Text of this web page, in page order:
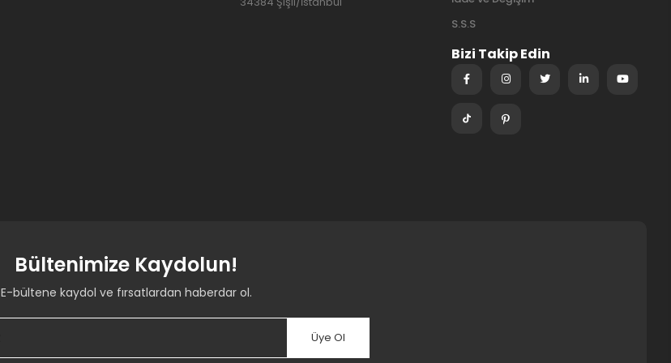
S.S.S
Bizi Takip Edin
Bültenimize Kaydolun!
E-bültene kaydol ve fırsatlardan haberdar ol.
Üye Ol